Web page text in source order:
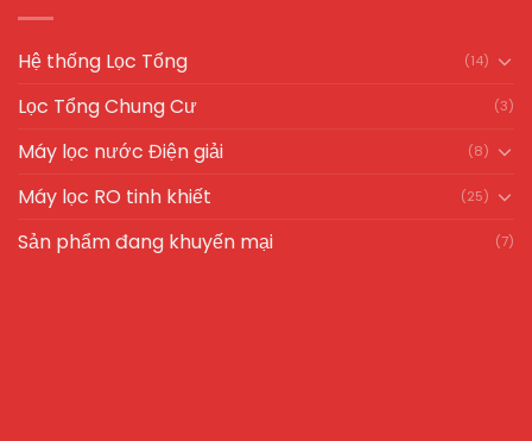
Hệ thống Lọc Tổng (14)
Lọc Tổng Chung Cư (3)
Máy lọc nước Điện giải (8)
Máy lọc RO tinh khiết (25)
Sản phẩm đang khuyến mại (7)